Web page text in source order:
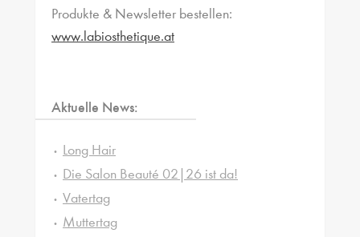
Produkte & Newsletter bestellen:
www.labiosthetique.at
Aktuelle News:
Long Hair
Die Salon Beauté 02|26 ist da!
Vatertag
Muttertag